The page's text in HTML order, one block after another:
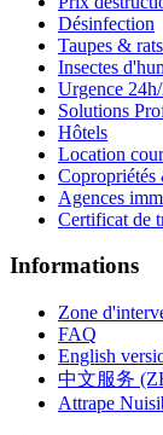
Désinfection
Taupes &
Insectes
Urgence
Solutions
Hôtels
Location
Copropriétés
Agences
Certificat de
Informations
Zone
FAQ
English
中文服务
Attrape